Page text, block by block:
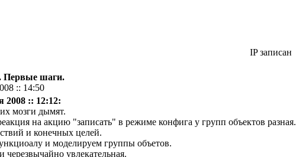
IP записан
Первые шаги.
:: 14:50
2008 :: 12:12:
мозги дымят.
на акцию "записать" в режиме конфига у групп объектов разная.
и конечных целей.
и моделируем группы объетов.
черезвычайно увлекательная.